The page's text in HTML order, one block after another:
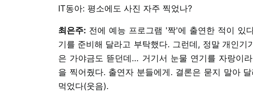
IT동아: 평소에도 사진 자주 찍었나?
최은주: 전에 예능 프로그램 '짝'에 출연한 적이 있
기를 준비해 달라고 부탁했다. 그런데, 정말 개인
은 가야금도 뜯던데… 거기서 눈물 연기를 자랑이
을 찍어줬다. 출연자 분들에게. 결론은 묻지 말아
먹었다(웃음).